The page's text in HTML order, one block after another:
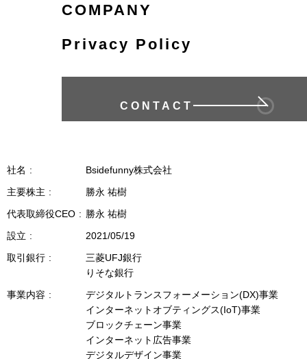
CONTACT
COMPANY
Privacy Policy
社名
Bsidefunny株式会社
主要株主
勝永 祐樹
代表取締役CEO
勝永 祐樹
設立
2021/05/19
取引銀行
三菱UFJ銀行
りそな銀行
事業内容
デジタルトランスフォーメーション(DX)事業
インターネットオブティングス(IoT)事業
ブロックチェーン事業
インターネット広告事業
デジタルデザイン事業